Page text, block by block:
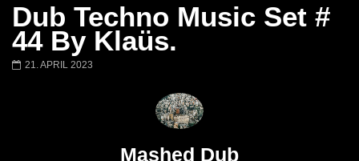
DUB Techno || Selection 082 ||
Transparent Thoughts
Dub Techno Music Set In The Mix #14
Dub Techno Music Set #
44 By Klaüs.
21. APRIL 2023
Mashed Dub